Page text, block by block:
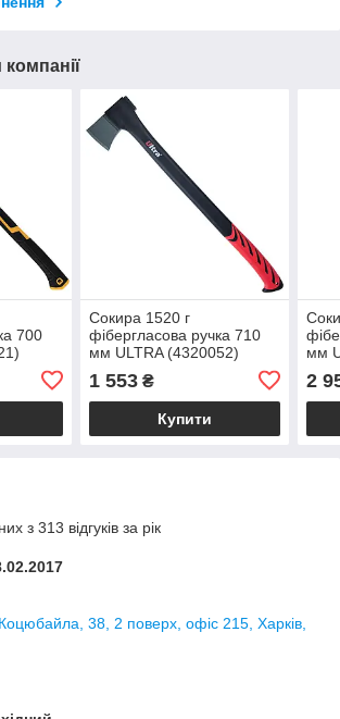
компанії
700
Сокира 1520 г
фібергласова ручка 710
мм ULTRA (4320052)
1 553₴
Купити
мм
2
з 313 відгуків за рік
38, 2 поверх, офіс 215, Харків,